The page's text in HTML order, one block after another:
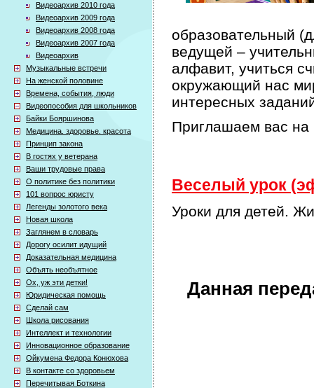
Видеоархив 2010 года
Видеоархив 2009 года
Видеоархив 2008 года
Видеоархив 2007 года
Видеоархив
Музыкальные встречи
На женской половине
Времена, события, люди
Видеопособия для школьников
Байки Бояршинова
Медицина. здоровье. красота
Принцип закона
В гостях у ветерана
Ваши трудовые права
О политике без политики
101 вопрос юристу
Легенды золотого века
Новая школа
Заглянем в словарь
Дорогу осилит идущий
Доказательная медицина
Объять необъятное
Ох, уж эти детки!
Юридическая помощь
Сделай сам
Школа рисования
Интеллект и технологии
Инновационное образование
Ойкумена Федора Конюхова
В контакте со здоровьем
Перечитывая Боткина
образовательный
ведущей –
алфавит, учиться
окружающий нас
интересных
Приглашаем вас
Веселый урок
Уроки для детей.
Данная